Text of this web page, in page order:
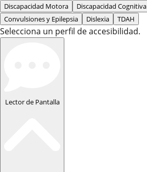
Discapacidad Motora
Discapacidad Cognitiva
Convulsiones y Epilepsia
Dislexia TDAH
Selecciona un perfil de accesibilidad.
Lector de Pantalla